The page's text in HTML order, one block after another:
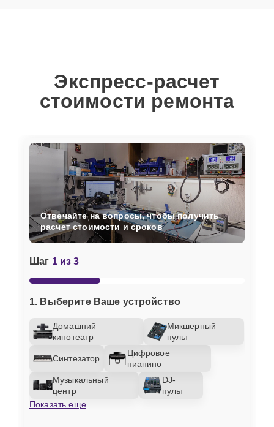
Экспресс-расчет
стоимости ремонта
Шаг 1 из 3
1. Выберите Ваше устройство
Домашний
кинотеатр
Микшерный
пульт
Синтезатор
Цифровое
пианино
Музыкальный
центр
DJ-
пульт
Показать еще
Отвечайте на вопросы, чтобы получить
расчет стоимости и сроков